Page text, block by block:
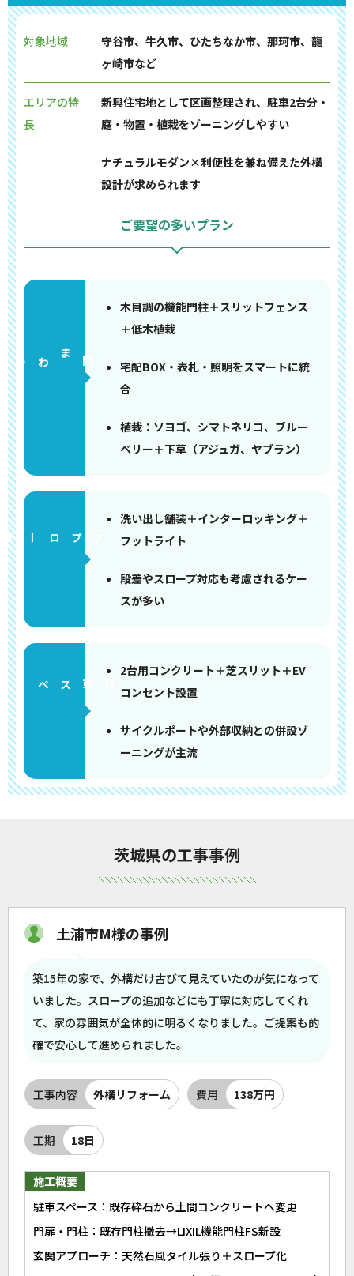
対象地域
守谷市、牛久市、ひたちなか市、那珂市、龍
ヶ崎市など
エリアの特
長
新興住宅地として区画整理され、駐車2台分・
庭・物置・植栽をゾーニングしやすい
ナチュラルモダン×利便性を兼ね備えた外構
設計が求められます
ご要望の多いプラン
門まわり
木目調の機能門柱＋スリットフェンス
＋低木植栽
宅配BOX・表札・照明をスマートに統
合
植栽：ソヨゴ、シマトネリコ、ブルー
ベリー＋下草（アジュガ、ヤブラン）
アプローチ
洗い出し舗装＋インターロッキング＋
フットライト
段差やスロープ対応も考慮されるケー
スが多い
2台用コンクリート＋芝スリット＋EV
コンセント設置
サイクルポートや外部収納との併設ゾ
ーニングが主流
茨城県の工事事例
土浦市M様の事例
築15年の家で、外構だけ古びて見えていたのが気になって
いました。スロープの追加などにも丁寧に対応してくれ
て、家の雰囲気が全体的に明るくなりました。ご提案も的
確で安心して進められました。
工事内容 外構リフォーム 費用 138万円
工期 18日
施工概要
駐車スペース：既存砕石から土間コンクリートへ変更
門扉・門柱：既存門柱撤去→LIXIL機能門柱FS新設
玄関アプローチ：天然石風タイル張り＋スロープ化